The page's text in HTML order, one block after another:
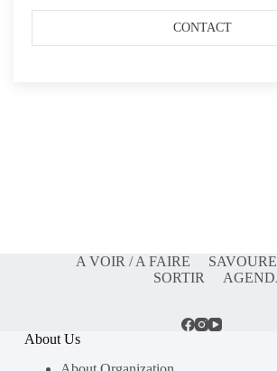
CONTACT
A VOIR / A FAIRE
SORTIR
About Us